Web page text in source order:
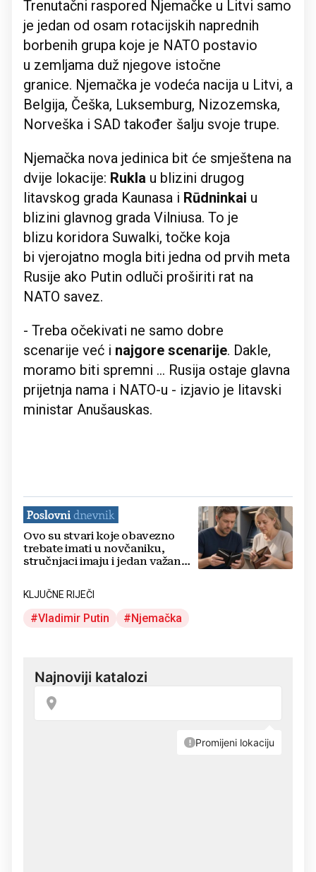
Trenutačni raspored Njemačke u Litvi samo
je jedan od osam rotacijskih naprednih
borbenih grupa koje je NATO postavio
u zemljama duž njegove istočne
granice. Njemačka je vodeća nacija u Litvi, a
Belgija, Češka, Luksemburg, Nizozemska,
Norveška i SAD također šalju svoje trupe.
Njemačka nova jedinica bit će smještena na
dvije lokacije: Rukla u blizini drugog
litavskog grada Kaunasa i Rūdninkai u
blizini glavnog grada Vilniusa. To je
blizu koridora Suwalki, točke koja
bi vjerojatno mogla biti jedna od prvih meta
Rusije ako Putin odluči proširiti rat na
NATO savez.
- Treba očekivati ne samo dobre
scenarije već i najgore scenarije. Dakle,
moramo biti spremni ... Rusija ostaje glavna
prijetnja nama i NATO-u - izjavio je litavski
ministar Anušauskas.
Ovo su stvari koje obavezno
trebate imati u novčaniku,
stručnjaci imaju i jedan važan
KLJUČNE RIJEČI
Vladimir Putin Njemačka